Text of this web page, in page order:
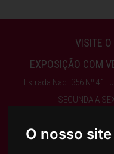
O nosso
VISITE
EXPOSIÇÃO COM
Estrada Nac. 356 Nº 41 |
SEGUNDA A